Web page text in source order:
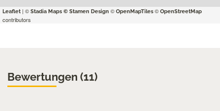
Leaflet | © Stadia Maps © Stamen Design © OpenMapTiles © OpenStreetMap
contributors
Bewertungen (11)